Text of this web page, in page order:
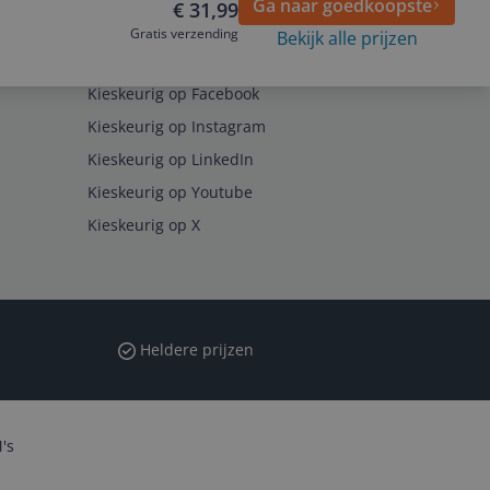
€ 31,99
Gratis verzending
Ga naar goedkoopste
Bekijk alle prijzen
Kieskeurig op Facebook
Kieskeurig op Instagram
Kieskeurig op LinkedIn
Kieskeurig op Youtube
Kieskeurig op X
Heldere prijzen